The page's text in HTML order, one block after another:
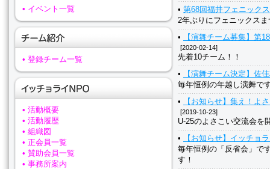
• 第68回福井フェニック
2年ぶりにフェニックス
•
【演舞チーム募集】第
[2020-02-14]
先着10チーム！！
•
【演舞チーム決定】佐
毎年恒例の年越し演舞で
•
【お知らせ】集え！よ
[2019-10-23]
U-25のよさこい交流会を
•
【お知らせ】イッチョ
毎年恒例の「反省会」で
す！
• イベント一覧
• 登録チーム一覧
• 活動概要
• 活動履歴
• 組織図
• 正会員一覧
• 賛助会員一覧
• 事務所案内